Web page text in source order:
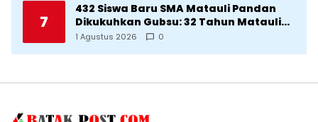
7
432 Siswa Baru SMA Matauli Pandan
Dikukuhkan Gubsu: 32 Tahun Matauli
Cetak SDM Unggul
1 Agustus 2026 0